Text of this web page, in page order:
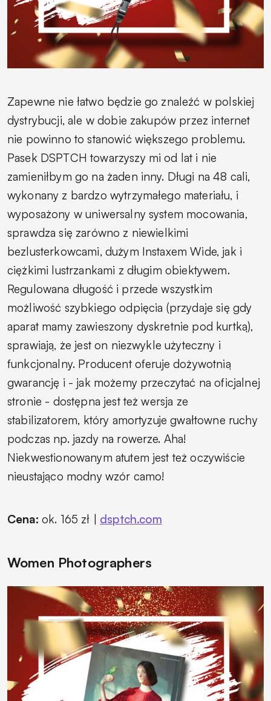
Zapewne nie łatwo będzie go znaleźć w polskiej
dystrybucji, ale w dobie zakupów przez internet
nie powinno to stanowić większego problemu.
Pasek DSPTCH towarzyszy mi od lat i nie
zamieniłbym go na żaden inny. Długi na 48 cali,
wykonany z bardzo wytrzymałego materiału, i
wyposażony w uniwersalny system mocowania,
sprawdza się zarówno z niewielkimi
bezlusterkowcami, dużym Instaxem Wide, jak i
ciężkimi lustrzankami z długim obiektywem.
Regulowana długość i przede wszystkim
możliwość szybkiego odpięcia (przydaje się gdy
aparat mamy zawieszony dyskretnie pod kurtką),
sprawiają, że jest on niezwykle użyteczny i
funkcjonalny. Producent oferuje dożywotnią
gwarancję i - jak możemy przeczytać na oficjalnej
stronie - dostępna jest też wersja ze
stabilizatorem, który amortyzuje gwałtowne ruchy
podczas np. jazdy na rowerze. Aha!
Niekwestionowanym atutem jest też oczywiście
nieustająco modny wzór camo!
Cena: ok. 165 zł | dsptch.com
Women Photographers